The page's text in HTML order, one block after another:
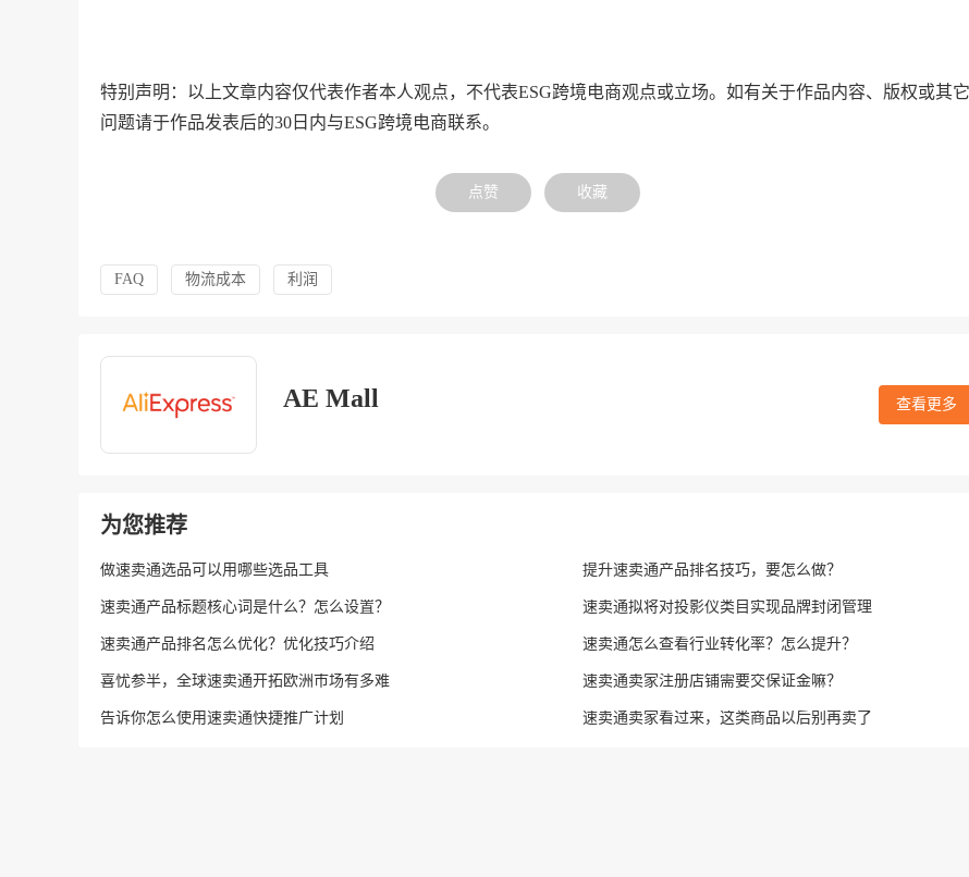
特别声明：以上文章内容仅代表作者本人观点，不代表ESG跨境电商观点或立场。如有关于作品内容、版权或其它
问题请于作品发表后的30日内与ESG跨境电商联系。
点赞 收藏
FAQ 物流成本 利润
AE Mall 查看更多
为您推荐
做速卖通选品可以用哪些选品工具 提升速卖通产品排名技巧，要怎么做？
速卖通产品标题核心词是什么？怎么设置？ 速卖通拟将对投影仪类目实现品牌封闭管理
速卖通产品排名怎么优化？优化技巧介绍 速卖通怎么查看行业转化率？怎么提升？
喜忧参半，全球速卖通开拓欧洲市场有多难 速卖通卖家注册店铺需要交保证金嘛？
告诉你怎么使用速卖通快捷推广计划 速卖通卖家看过来，这类商品以后别再卖了